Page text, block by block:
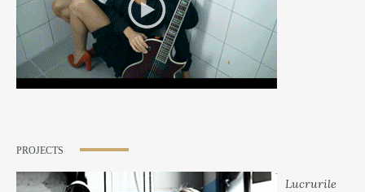
PROJECTS
Lucrurile